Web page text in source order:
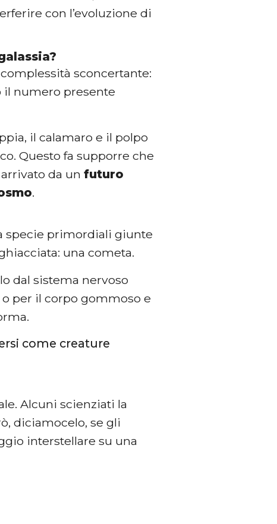
con l’evoluzione di
sconcertante:
il numero presente
il calamaro e il polpo
Questo fa supporre che
arrivato da unfuturo
.
specie primordiali giunte
una cometa.
dal sistema nervoso
per il corpo gommoso e
come creature
Alcuni scienziati la
diciamocelo, se gli
interstellare su una